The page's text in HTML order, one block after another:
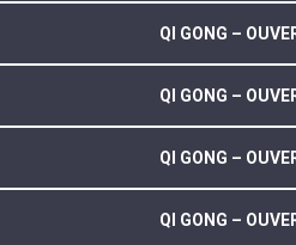
QI GONG –
QI GONG –
QI GONG –
QI GONG –